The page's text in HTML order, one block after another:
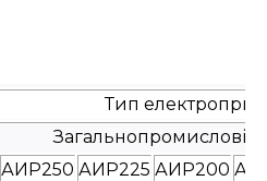
Тип
Загальнопромислові
АИР250 АИР225 АИР200